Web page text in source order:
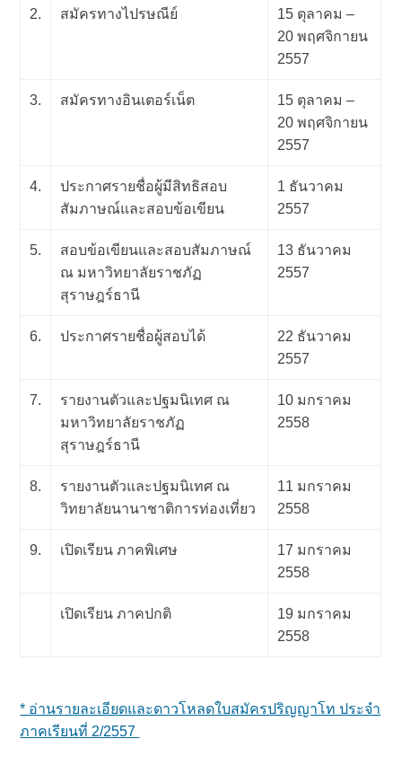
2. สมัครทางไปรษณีย์
15 ตุลาคม –
20 พฤศจิกายน
2557
3. สมัครทางอินเตอร์เน็ต
15 ตุลาคม –
20 พฤศจิกายน
2557
4.
ประกาศรายชื่อผู้มีสิทธิสอบ
สัมภาษณ์และสอบข้อเขียน
1 ธันวาคม
2557
5.
สอบข้อเขียนและสอบสัมภาษณ์
ณ มหาวิทยาลัยราชภัฏ
สุราษฎร์ธานี
13 ธันวาคม
2557
6. ประกาศรายชื่อผู้สอบได้
22 ธันวาคม
2557
7.
รายงานตัวและปฐมนิเทศ ณ
มหาวิทยาลัยราชภัฏ
สุราษฎร์ธานี
10 มกราคม
2558
8.
รายงานตัวและปฐมนิเทศ ณ
วิทยาลัยนานาชาติการท่องเที่ยว
11 มกราคม
2558
9. เปิดเรียน ภาคพิเศษ
17 มกราคม
2558
เปิดเรียน ภาคปกติ
19 มกราคม
2558
* อ่านรายละเอียดและดาวโหลดใบสมัครปริญญาโท ประจำ
ภาคเรียนที่ 2/2557